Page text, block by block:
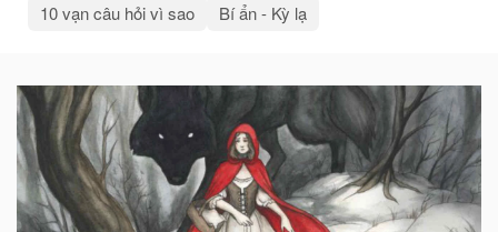
10 vạn câu hỏi vì sao
Bí ẩn - Kỳ lạ
Bài
viết
liên
quan